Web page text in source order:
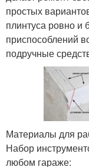
простых
плинтуса ровно и
приспособлений
подручные
Материалы для
Набор
любом гараже: